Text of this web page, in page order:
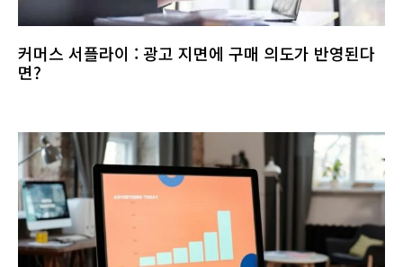
커머스 서플라이 : 광고 지면에 구매 의도가 반영된다
면?